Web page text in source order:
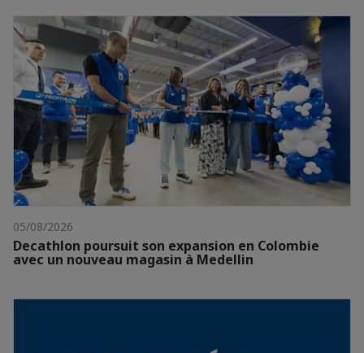
05/08/2026
Decathlon poursuit son expansion en Colombie
avec un nouveau magasin à Medellin